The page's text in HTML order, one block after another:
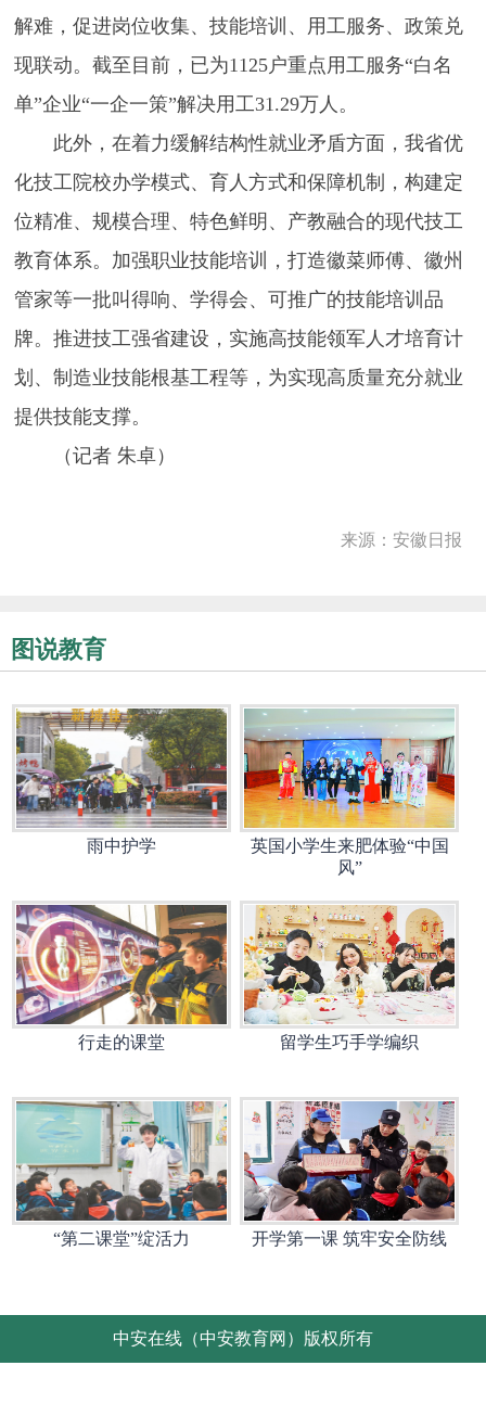
解难，促进岗位收集、技能培训、用工服务、政策兑
现联动。截至目前，已为1125户重点用工服务“白名
单”企业“一企一策”解决用工31.29万人。
此外，在着力缓解结构性就业矛盾方面，我省优
化技工院校办学模式、育人方式和保障机制，构建定
位精准、规模合理、特色鲜明、产教融合的现代技工
教育体系。加强职业技能培训，打造徽菜师傅、徽州
管家等一批叫得响、学得会、可推广的技能培训品
牌。推进技工强省建设，实施高技能领军人才培育计
划、制造业技能根基工程等，为实现高质量充分就业
提供技能支撑。
（记者 朱卓）
来源：安徽日报
图说教育
雨中护学
英国小学生来肥体验“中国
风”
行走的课堂 留学生巧手学编织
“第二课堂”绽活力 开学第一课 筑牢安全防线
中安在线（中安教育网）版权所有